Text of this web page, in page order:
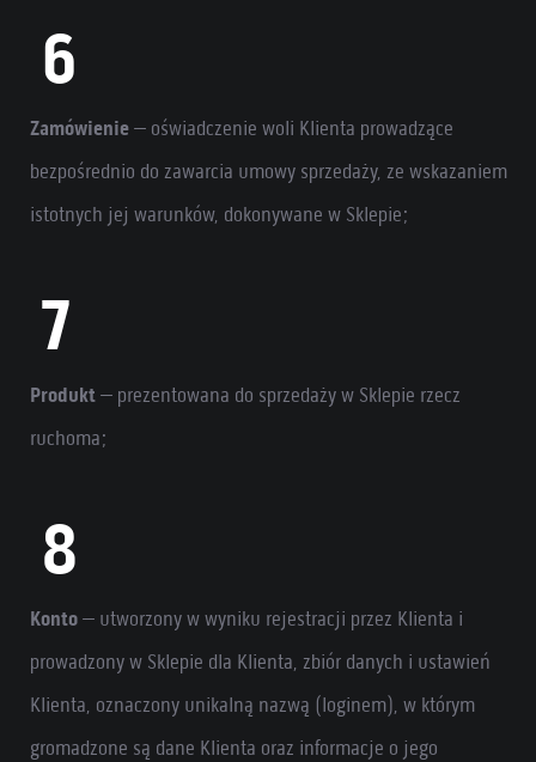
Zamówienie– oświadczenie woli Klienta prowadzące
bezpośrednio do zawarcia umowy sprzedaży, ze wskazaniem
istotnych jej warunków, dokonywane w Sklepie;
Produkt– prezentowana do sprzedaży w Sklepie rzecz
ruchoma;
Konto– utworzony w wyniku rejestracji przez Klienta i
prowadzony w Sklepie dla Klienta, zbiór danych i ustawień
Klienta, oznaczony unikalną nazwą (loginem), w którym
gromadzone są dane Klienta oraz informacje o jego